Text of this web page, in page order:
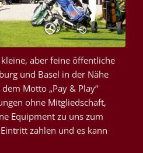
aber feine öffentliche
und Basel in der Nähe
Motto „Pay & Play“
ohne Mitgliedschaft,
Equipment zu uns zum
zahlen und es kann